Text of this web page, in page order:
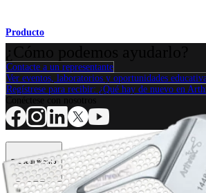
Producto
Contacte a un representante
Ver eventos, laboratorios y oportunidades
Regístrese para recibir: ¿Qué hay de nuevo en
Procedimiento